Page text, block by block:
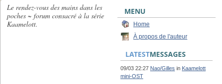
Le rendez-vous des mains dans les
poches ~ forum consacré à la série
Kaamelott.
MENU
Home
À propos de l'auteur
LATESTMESSAGES
09/03 22:27 Nao/Gilles in Kaamelott
mini-OST